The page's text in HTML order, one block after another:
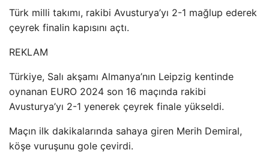
Türk milli takımı, rakibi Avusturya’yı 2-1 mağlup ederek
çeyrek finalin kapısını açtı.
REKLAM
Türkiye, Salı akşamı Almanya’nın Leipzig kentinde
oynanan EURO 2024 son 16 maçında rakibi
Avusturya’yı 2-1 yenerek çeyrek finale yükseldi.
Maçın ilk dakikalarında sahaya giren Merih Demiral,
köşe vuruşunu gole çevirdi.